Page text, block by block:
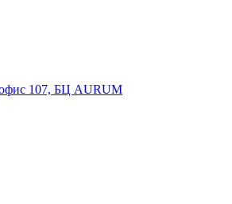
офис 107, БЦ AURUM